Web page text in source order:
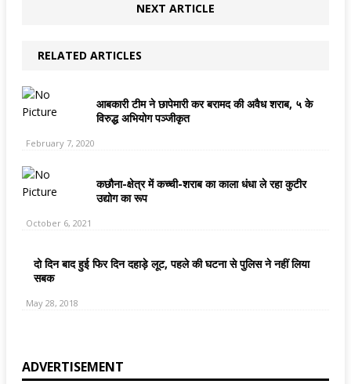
NEXT ARTICLE
RELATED ARTICLES
आबकारी टीम ने छापेमारी कर बरामद की अवैध शराब, ५ के
विरुद्ध अभियोग पञ्जीकृत
February 7, 2020
कछौना-क्षेत्र में कच्ची-शराब का काला धंधा ले रहा कुटीर
उद्योग का रूप
October 6, 2021
दो दिन बाद हुई फिर दिन दहाड़े लूट, पहले की घटना से पुलिस ने नहीं लिया
सबक
May 28, 2018
ADVERTISEMENT